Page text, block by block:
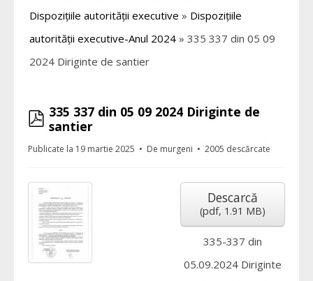
Dispozițiile autorității executive » Dispozițiile
autorității executive-Anul 2024 » 335 337 din 05 09
2024 Diriginte de santier
pdf
335 337 din 05 09 2024 Diriginte de
santier
Publicate la 19 martie 2025 De murgeni 2005 descărcate
Descarcă
(pdf, 1.91 MB)
335-337 din
05.09.2024 Diriginte